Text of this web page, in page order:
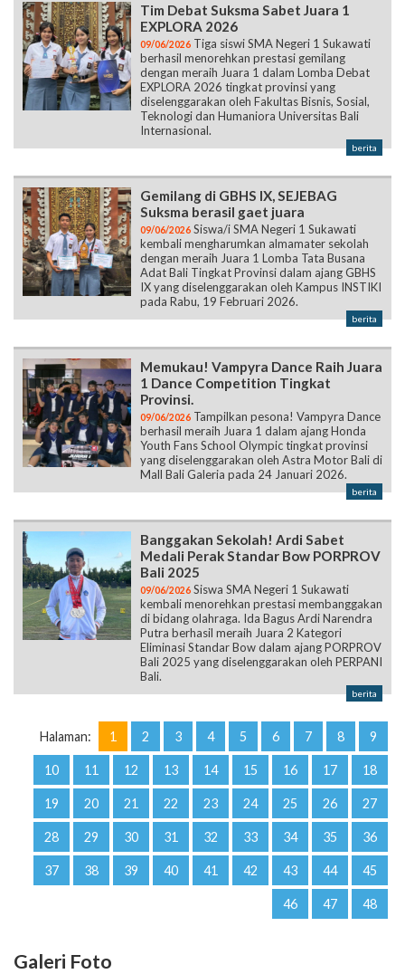
Tim Debat Suksma Sabet Juara 1
EXPLORA 2026
09/06/2026 Tiga siswi SMA Negeri 1 Sukawati
berhasil menorehkan prestasi gemilang
dengan meraih Juara 1 dalam Lomba Debat
EXPLORA 2026 tingkat provinsi yang
diselenggarakan oleh Fakultas Bisnis, Sosial,
Teknologi dan Humaniora Universitas Bali
Internasional.
berita
Gemilang di GBHS IX, SEJEBAG
Suksma berasil gaet juara
09/06/2026 Siswa/i SMA Negeri 1 Sukawati
kembali mengharumkan almamater sekolah
dengan meraih Juara 1 Lomba Tata Busana
Adat Bali Tingkat Provinsi dalam ajang GBHS
IX yang diselenggarakan oleh Kampus INSTIKI
pada Rabu, 19 Februari 2026.
berita
Memukau! Vampyra Dance Raih Juara
1 Dance Competition Tingkat
Provinsi.
09/06/2026 Tampilkan pesona! Vampyra Dance
berhasil meraih Juara 1 dalam ajang Honda
Youth Fans School Olympic tingkat provinsi
yang diselenggarakan oleh Astra Motor Bali di
Mall Bali Galeria pada 24 Januari 2026.
berita
Banggakan Sekolah! Ardi Sabet
Medali Perak Standar Bow PORPROV
Bali 2025
09/06/2026 Siswa SMA Negeri 1 Sukawati
kembali menorehkan prestasi membanggakan
di bidang olahraga. Ida Bagus Ardi Narendra
Putra berhasil meraih Juara 2 Kategori
Eliminasi Standar Bow dalam ajang PORPROV
Bali 2025 yang diselenggarakan oleh PERPANI
Bali.
berita
Halaman: 1 2 3 4 5 6 7 8 9
10 11 12 13 14 15 16 17 18
19 20 21 22 23 24 25 26 27
28 29 30 31 32 33 34 35 36
37 38 39 40 41 42 43 44 45
46 47 48
Galeri Foto